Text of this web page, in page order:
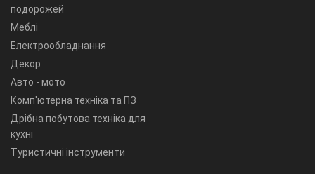
подорожей
Меблі
Електрообладнання
Декор
Авто - мото
Комп'ютерна техніка та ПЗ
Дрібна побутова техніка для
кухні
Туристичні інструменти